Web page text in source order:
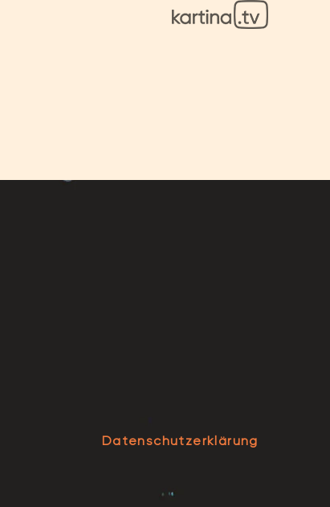
Datenschutzerklärung